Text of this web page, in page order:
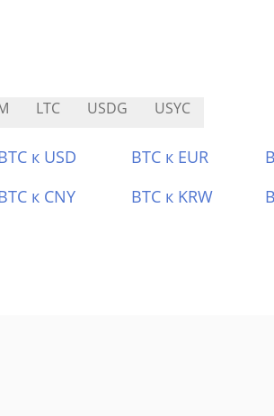
LTC USDG USYC
к USD BTC к EUR
к CNY BTC к KRW